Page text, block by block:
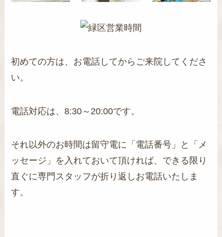
初めての方は、お電話してからご来院してくださ
い。
電話対応は、8:30～20:00です。
それ以外のお時間は留守電に「電話番号」と「メ
ッセージ」を入れておいて頂ければ、できる限り
直ぐに専門スタッフが折り返しお電話いたしま
す。